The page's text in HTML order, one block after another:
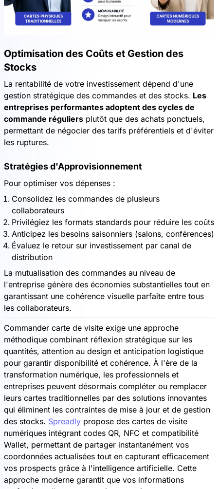
Optimisation des Coûts et Gestion des
Stocks
La rentabilité de votre investissement dépend d'une
gestion stratégique des commandes et des stocks. Les
entreprises performantes adoptent des cycles de
commande réguliers plutôt que des achats ponctuels,
permettant de négocier des tarifs préférentiels et d'éviter
les ruptures.
Stratégies d'Approvisionnement
Pour optimiser vos dépenses :
Consolidez les commandes de plusieurs
collaborateurs
Privilégiez les formats standards pour réduire les coûts
Anticipez les besoins saisonniers (salons, conférences)
Évaluez le retour sur investissement par canal de
distribution
La mutualisation des commandes au niveau de
l'entreprise génère des économies substantielles tout en
garantissant une cohérence visuelle parfaite entre tous
les collaborateurs.
Commander carte de visite exige une approche
méthodique combinant réflexion stratégique sur les
quantités, attention au design et anticipation logistique
pour garantir disponibilité et cohérence. À l'ère de la
transformation numérique, les professionnels et
entreprises peuvent désormais compléter ou remplacer
leurs cartes traditionnelles par des solutions innovantes
qui éliminent les contraintes de mise à jour et de gestion
des stocks. Spreadly propose des cartes de visite
numériques intégrant codes QR, NFC et compatibilité
Wallet, permettant de partager instantanément vos
coordonnées actualisées tout en capturant efficacement
vos prospects grâce à l'intelligence artificielle. Cette
approche moderne garantit que vos informations